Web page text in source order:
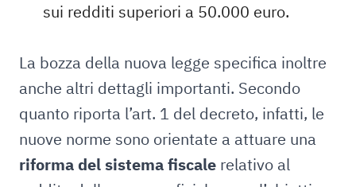
sui redditi superiori a 50.000 euro.
La bozza della nuova legge specifica inoltre
anche altri dettagli importanti. Secondo
quanto riporta l’art. 1 del decreto, infatti, le
nuove norme sono orientate a attuare una
riforma del sistema fiscale relativo al